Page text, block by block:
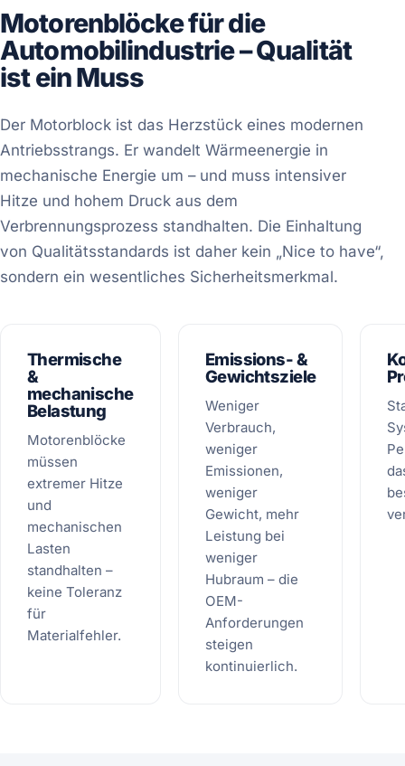
Motorenblöcke für die
Automobilindustrie – Qualität
ist ein Muss
Der Motorblock ist das Herzstück eines modernen
Antriebsstrangs. Er wandelt Wärmeenergie in
mechanische Energie um – und muss intensiver
Hitze und hohem Druck aus dem
Verbrennungsprozess standhalten. Die Einhaltung
von Qualitätsstandards ist daher kein „Nice to have“,
sondern ein wesentliches Sicherheitsmerkmal.
Thermische
&
mechanische
Belastung
Motorenblöcke
müssen
extremer Hitze
und
mechanischen
Lasten
standhalten –
keine Toleranz
für
Materialfehler.
Emissions- &
Gewichtsziele
Weniger
Verbrauch,
weniger
Emissionen,
weniger
Gewicht, mehr
Leistung bei
weniger
Hubraum – die
OEM-
Anforderungen
steigen
kontinuierlich.